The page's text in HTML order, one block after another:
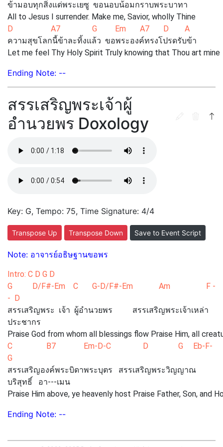
ข้ามอบทุกสิ่งแด่พระเยซู ขอนอบน้อมกราบพระบาทา
All to Jesus I surrender. Make me, Savior, wholly Thine
D A7 G Em A7 D A
ความสุขโลกนี้ข้าละทิ้งแล้ว ขอพระองค์ทรงโปรดรับข้า
Let me feel Thy Holy Spirit Truly knowing that Thou art mine
Ending Note: --
สรรเสริญพระเจ้าผู้
อำนวยพร Doxology
Key: G, Tempo: 75, Time Signature: 4/4
Transpose Up Transpose Down Save to Event Script
Note: อาจารย์อธิษฐานขอพร
Intro: C D G D
G D/F#-Em C G-D/F#-Em Am F -
- D
สรรเสริญพระ เจ้า ผู้อำนวยพร สรรเสริญพระเจ้าเหล่า
ประชากร
Praise God from whom all blessings flow Praise Him, all
C B7 Em-D-C D G Eb-F-
G
สรรเสริญองค์พระบิดาพระบุตร สรรเสริญพระวิญญาณ
บริสุทธิ์ อา---เมน
Praise Him above, ye heavenly host Praise Father, Son, and
Ending Note: --